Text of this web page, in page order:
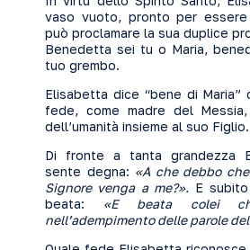
vaso vuoto, pronto per
può proclamare la sua duplice
Benedetta sei tu o Maria,
tuo grembo.
Elisabetta dice “bene di Maria”
fede, come madre del
dell’umanità insieme al suo Figlio.
Di fronte a tanta grandezza
sente degna: «A che debbo
Signore venga a me?». E
beata: «E beata colei
nell’adempimento delle parole